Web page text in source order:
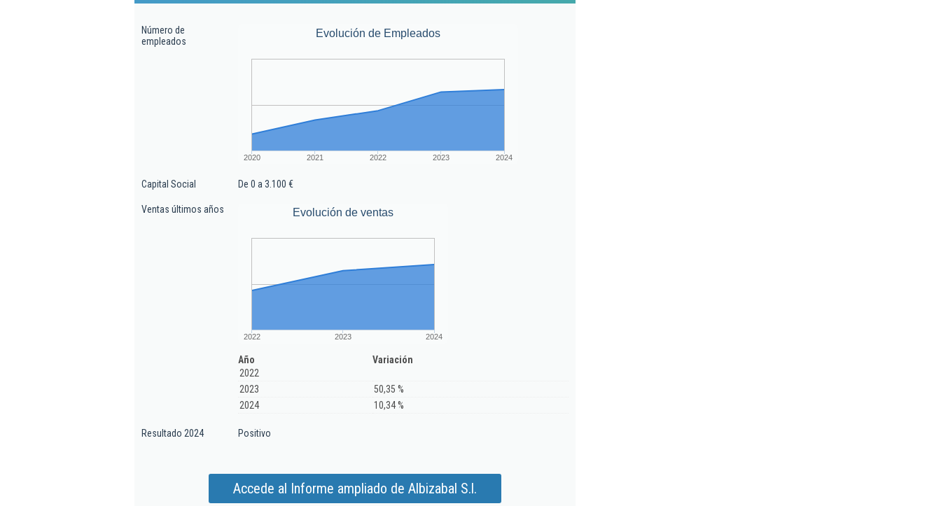
Número de
empleados
Evolución de Empleados
2020 2021 2022 2023 2024
Capital Social De 0 a 3.100 €
Ventas últimos años Evolución de ventas
2022 2023 2024
Año
Variación
2022
2023
50,35 %
2024
10,34 %
Resultado 2024 Positivo
Accede al Informe ampliado de Albizabal S.l.